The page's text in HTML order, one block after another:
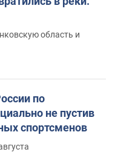
область и
по
не пустив
спортсменов